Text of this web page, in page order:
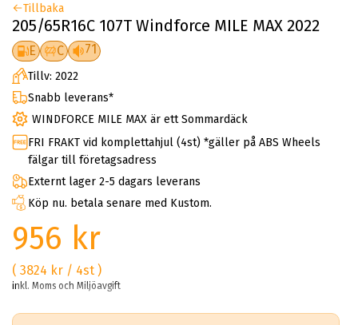
Tillbaka
205/65R16C 107T Windforce MILE MAX 2022
E C 71
Tillv: 2022
Snabb leverans*
WINDFORCE MILE MAX är ett Sommardäck
FRI FRAKT vid komplettahjul (4st) *gäller på ABS Wheels
fälgar till företagsadress
Externt lager 2-5 dagars leverans
Köp nu. betala senare med Kustom.
956 kr
( 3824 kr / 4st )
inkl. Moms och Miljöavgift